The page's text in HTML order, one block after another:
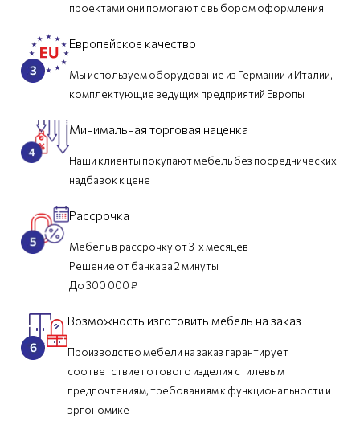
проектами они помогают с выбором оформления
Европейское качество
Мы используем оборудование из Германии и Италии,
комплектующие ведущих предприятий Европы
Минимальная торговая наценка
Наши клиенты покупают мебель без посреднических
надбавок к цене
Рассрочка
Мебель в рассрочку от 3-х месяцев
Решение от банка за 2 минуты
До 300 000 ₽
Возможность изготовить мебель на заказ
Производство мебели на заказ гарантирует
соответствие готового изделия стилевым
предпочтениям, требованиям к функциональности и
эргономике